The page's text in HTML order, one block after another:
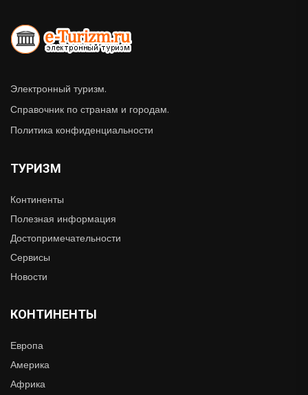
Электронный туризм.
Справочник по странам и городам.
Политика конфиденциальности
ТУРИЗМ
Континенты
Полезная информация
Достопримечательности
Сервисы
Новости
КОНТИНЕНТЫ
Европа
Америка
Африка